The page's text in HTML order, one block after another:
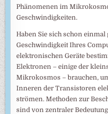
Phänomenen im
Geschwindigkeiten.
Haben Sie sich schon einmal
Geschwindigkeit Ihres
elektronischen Geräte
Elektronen – einige der
Mikrokosmos – brauchen,
Inneren der Transistoren
strömen. Methoden zur
sind von zentraler